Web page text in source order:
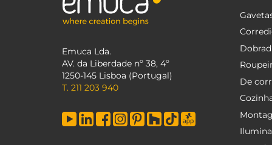
Emuca Lda.
AV. da Liberdade nº 38, 4º
1250-145 Lisboa (Portugal)
T. 211 203 940
De